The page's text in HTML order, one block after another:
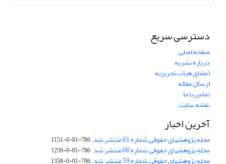
دسترسی سریع
صفحه اصلی
درباره نشریه
اعضای هیات تحریریه
ارسال مقاله
تماس با ما
نقشه سایت
آخرین اخبار
مجله پژوهشهای حقوقی شماره 61 منتشر شد. 786-01-0-1151
مجله پژوهشهای حقوقی شماره 60 منتشر شد. 786-01-0-1259
مجله پژوهشهای حقوقی شماره 59 منتشر شد. 786-01-0-1358